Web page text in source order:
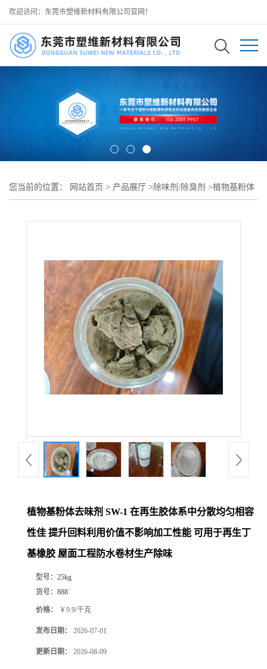
欢迎访问：东莞市塑维新材料有限公司官网！
您当前的位置： 网站首页 > 产品展厅 > 除味剂/除臭剂 >植物基粉体
植物基粉体去味剂 SW-1 在再生胶体系中分散均匀相容
性佳 提升回料利用价值不影响加工性能 可用于再生丁
基橡胶 屋面工程防水卷材生产除味
型号： 25kg
货号： 888
价格： ￥9.9/千克
发布日期： 2026-07-01
更新日期： 2026-08-09